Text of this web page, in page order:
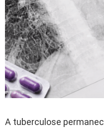
A tuberculose